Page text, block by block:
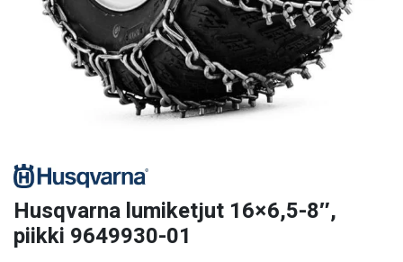
Husqvarna lumiketjut 16×6,5-8″,
piikki 9649930-01